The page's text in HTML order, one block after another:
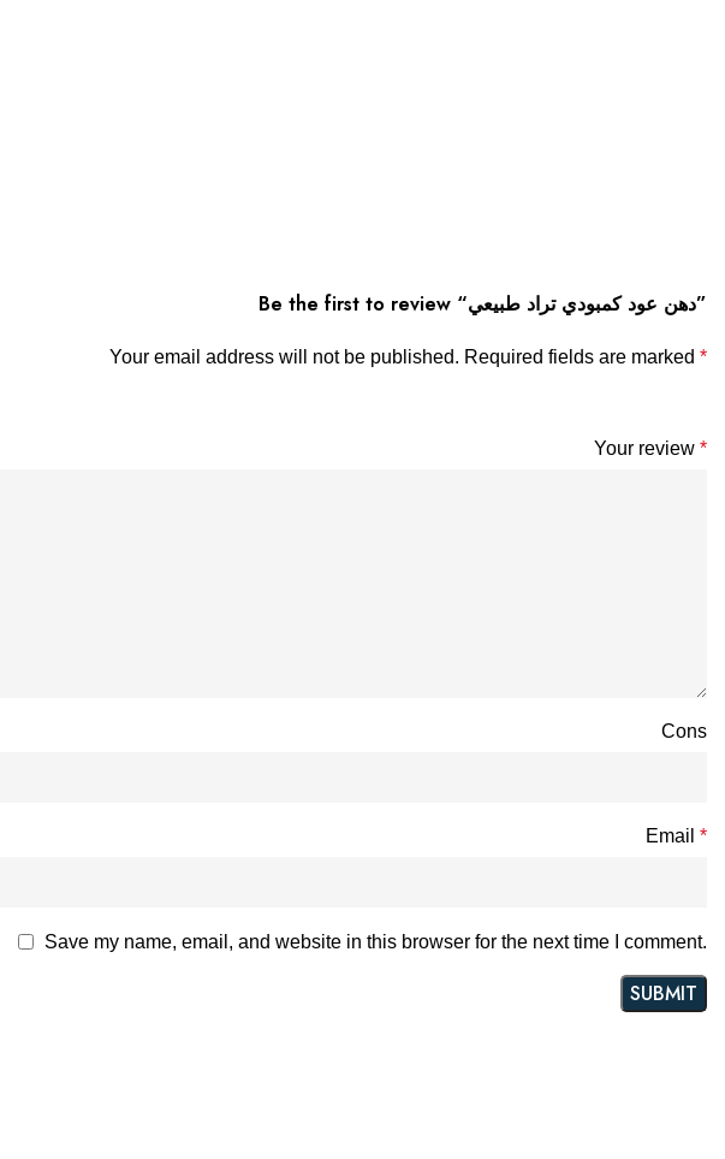
Be the first to review “دهن عود كمبودي تراد طبيعي”
Your email address will not be published. Required fields are marked *
Your review *
Cons
Email *
Save my name, email, and website in this browser for the next time I comment.